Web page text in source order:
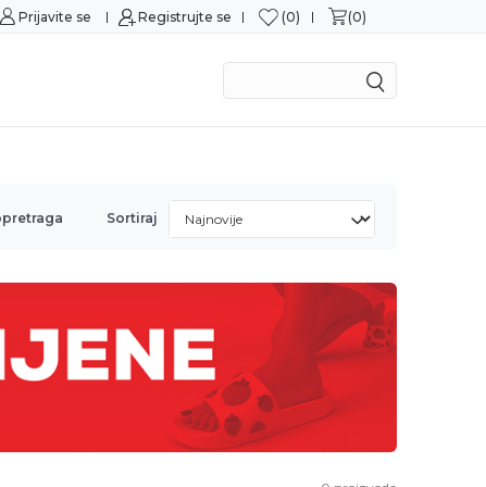
Sigurna kupovina
Prijavite se Registrujte se 0 0
Sortiraj